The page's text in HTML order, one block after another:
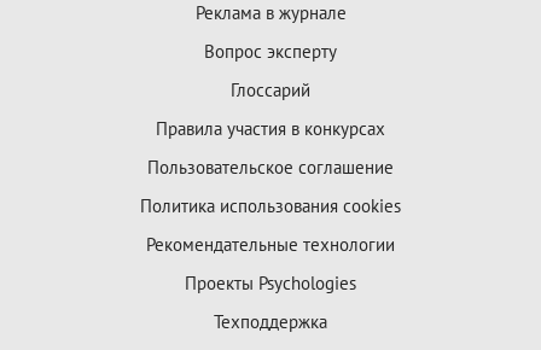
Реклама в журнале
Вопрос эксперту
Глоссарий
Правила участия в конкурсах
Пользовательское соглашение
Политика использования cookies
Рекомендательные технологии
Проекты Psychologies
Техподдержка